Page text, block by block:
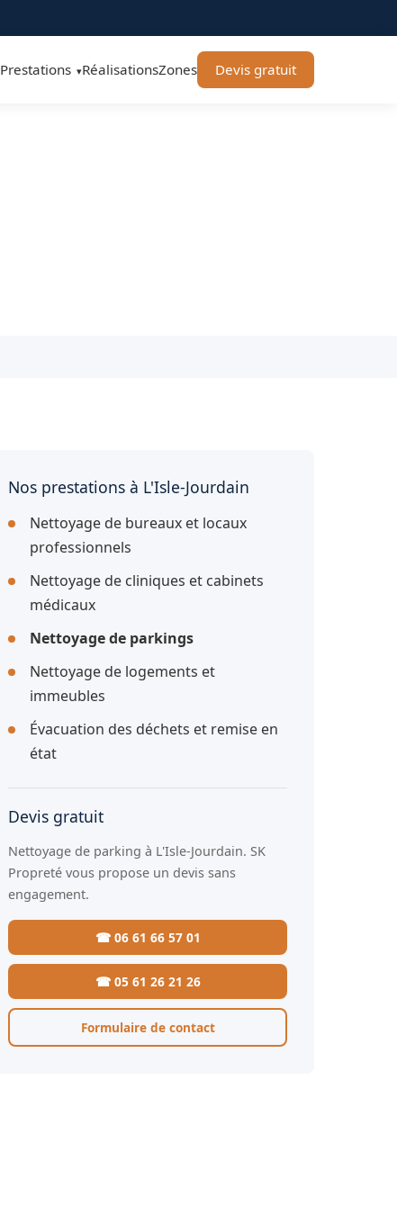
Prestations ▾RéalisationsZones Devis gratuit
Nos prestations à L'Isle-Jourdain
Nettoyage de bureaux et locaux
professionnels
Nettoyage de cliniques et cabinets
médicaux
Nettoyage de parkings
Nettoyage de logements et
immeubles
Évacuation des déchets et remise en
état
Devis gratuit
Nettoyage de parking à L'Isle-Jourdain. SK
Propreté vous propose un devis sans
engagement.
☎ 06 61 66 57 01
☎ 05 61 26 21 26
Formulaire de contact